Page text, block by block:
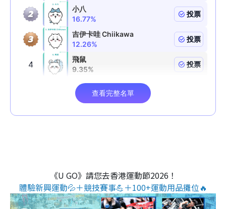
《U GO》請您去香港運動節2026！
體驗新興運動💦＋競技賽事💪＋100+運動用品攤位🔥